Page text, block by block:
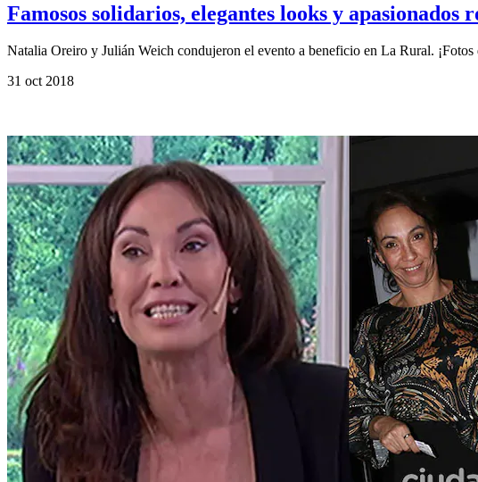
Famosos solidarios, elegantes looks y
Natalia Oreiro y Julián Weich condujeron el evento a beneficio en La Rural. ¡Fotos
31 oct 2018